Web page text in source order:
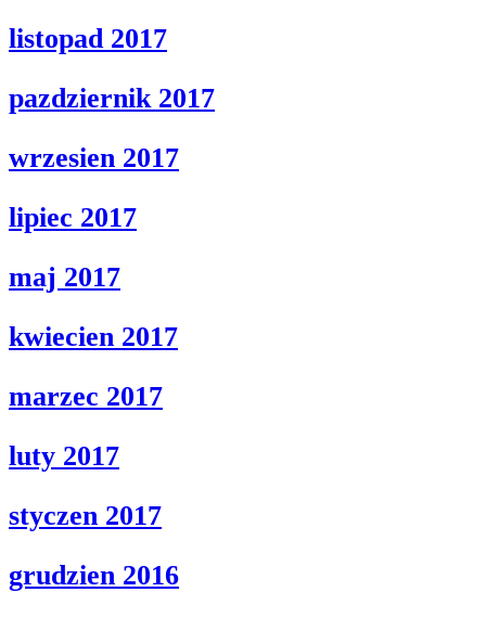
listopad 2017
pazdziernik 2017
wrzesien 2017
lipiec 2017
maj 2017
kwiecien 2017
marzec 2017
luty 2017
styczen 2017
grudzien 2016